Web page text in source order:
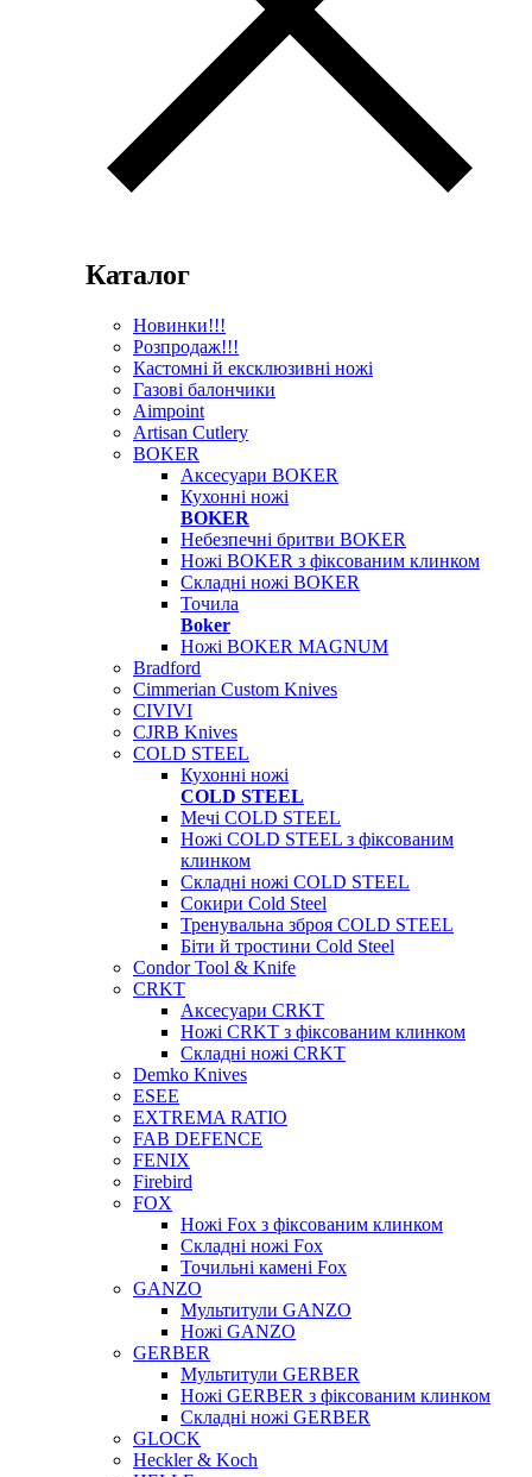
Каталог
Новинки!!!
Розпродаж!!!
Кастомні й ексклюзивні ножі
Газові балончики
Aimpoint
Artisan Cutlery
BOKER
Аксесуари BOKER
Кухонні ножі
BOKER
Небезпечні бритви BOKER
Ножі BOKER з фіксованим клинком
Складні ножі BOKER
Точила
Boker
Ножі BOKER MAGNUM
Bradford
Cimmerian Custom Knives
CIVIVI
CJRB Knives
COLD STEEL
Кухонні ножі
COLD STEEL
Мечі COLD STEEL
Ножі COLD STEEL з фіксованим
клинком
Складні ножі COLD STEEL
Сокири Cold Steel
Тренувальна зброя COLD STEEL
Біти й тростини Cold Steel
Condor Tool & Knife
CRKT
Аксесуари CRKT
Ножі CRKT з фіксованим клинком
Складні ножі CRKT
Demko Knives
ESEE
EXTREMA RATIO
FAB DEFENCE
FENIX
Firebird
FOX
Ножі Fox з фіксованим клинком
Складні ножі Fox
Точильні камені Fox
GANZO
Мультитули GANZO
Ножі GANZO
GERBER
Мультитули GERBER
Ножі GERBER з фіксованим клинком
Складні ножі GERBER
GLOCK
Heckler & Koch